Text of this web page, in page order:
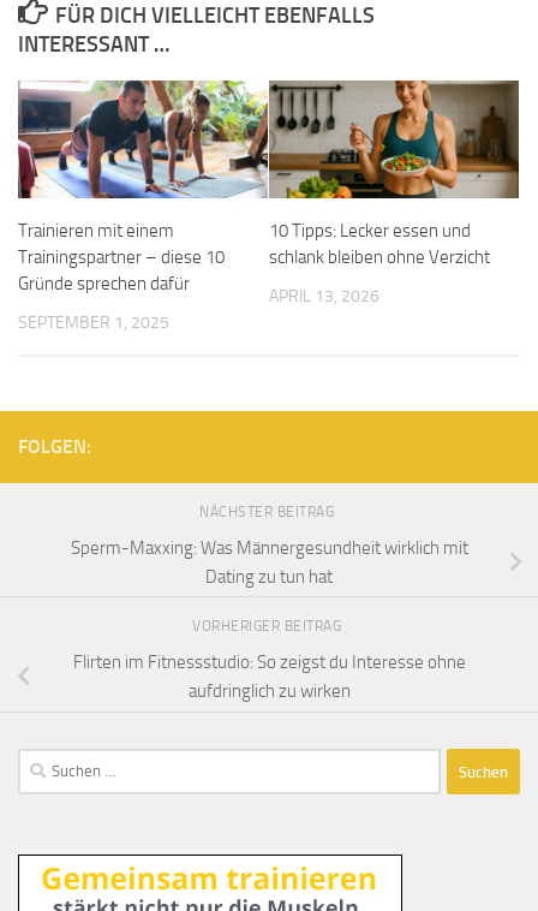
FÜR DICH VIELLEICHT EBENFALLS
INTERESSANT …
Trainieren mit einem
Trainingspartner – diese 10
Gründe sprechen dafür
SEPTEMBER 1, 2025
10 Tipps: Lecker essen und
schlank bleiben ohne Verzicht
APRIL 13, 2026
FOLGEN:
NÄCHSTER BEITRAG
Sperm-Maxxing: Was Männergesundheit wirklich mit
Dating zu tun hat
VORHERIGER BEITRAG
Flirten im Fitnessstudio: So zeigst du Interesse ohne
aufdringlich zu wirken
Suchen
nach: